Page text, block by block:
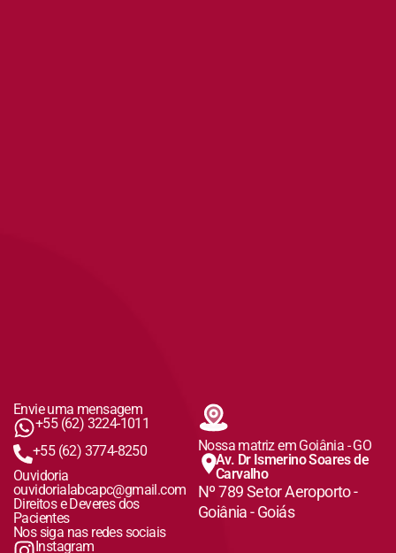
Envie uma mensagem
+55 (62) 3224-1011
+55 (62) 3774-8250
Ouvidoria
ouvidorialabcapc@gmail.com
Direitos e Deveres dos
Pacientes
Nos siga nas redes sociais
Instagram
Nossa matriz em Goiânia - GO
Av. Dr Ismerino Soares de
Carvalho
Nº 789 Setor Aeroporto -
Goiânia - Goiás